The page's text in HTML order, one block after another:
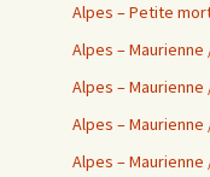
Alpes – Petite
Alpes – Maurienne
Alpes –
Alpes –
Alpes – Maurienne